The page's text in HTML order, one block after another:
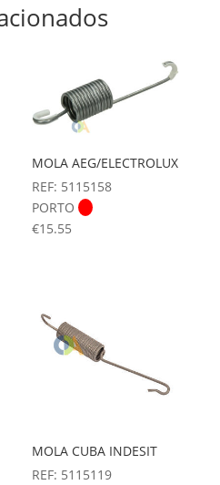
MOLA AEG/ELECTROLUX
REF: 5115158
PORTO
€15.55
MOLA CUBA INDESIT
REF: 5115119